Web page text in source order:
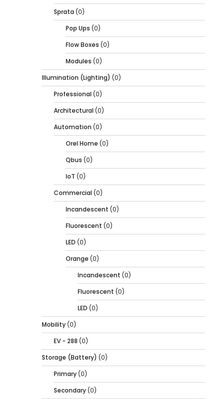
Sprata (0)
Pop Ups (0)
Flow Boxes (0)
Modules (0)
Illumination (Lighting) (0)
Professional(0)
Architectural(0)
Automation (0)
Orel Home (0)
Qbus (0)
IoT (0)
Commercial(0)
Incandescent (0)
Fluorescent (0)
LED (0)
Orange (0)
Incandescent (0)
Fluorescent (0)
LED (0)
Mobility(0)
EV - 288 (0)
Storage (Battery) (0)
Primary(0)
Secondary(0)